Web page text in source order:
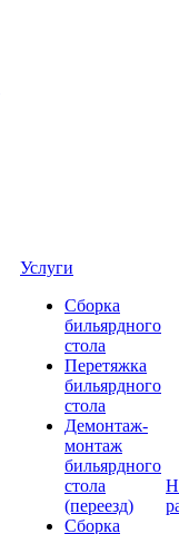
Услуги
Сборка
бильярдного
стола
Перетяжка
бильярдного
стола
Демонтаж-
монтаж
бильярдного
стола
(переезд)
Сборка